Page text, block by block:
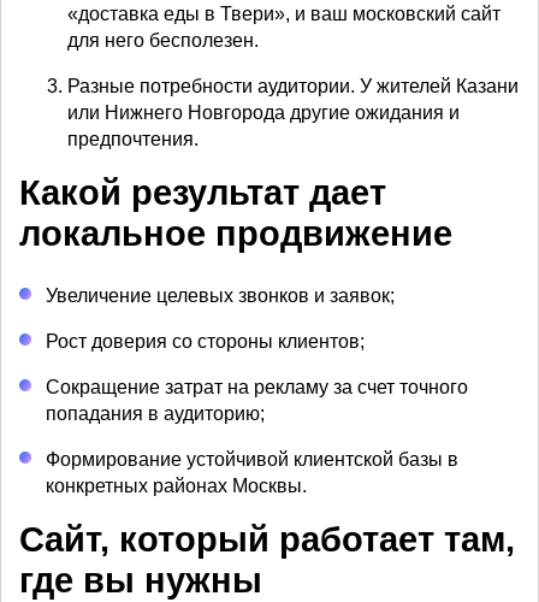
«доставка еды в Твери», и ваш московский сайт
для него бесполезен.
Разные потребности аудитории. У жителей Казани
или Нижнего Новгорода другие ожидания и
предпочтения.
Какой результат дает
локальное продвижение
Увеличение целевых звонков и заявок;
Рост доверия со стороны клиентов;
Сокращение затрат на рекламу за счет точного
попадания в аудиторию;
Формирование устойчивой клиентской базы в
конкретных районах Москвы.
Сайт, который работает там,
где вы нужны